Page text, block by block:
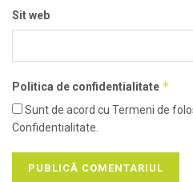
Sit web
Politica de confidentialitate *
Sunt de acord cu Termeni de
Confidentialitate.